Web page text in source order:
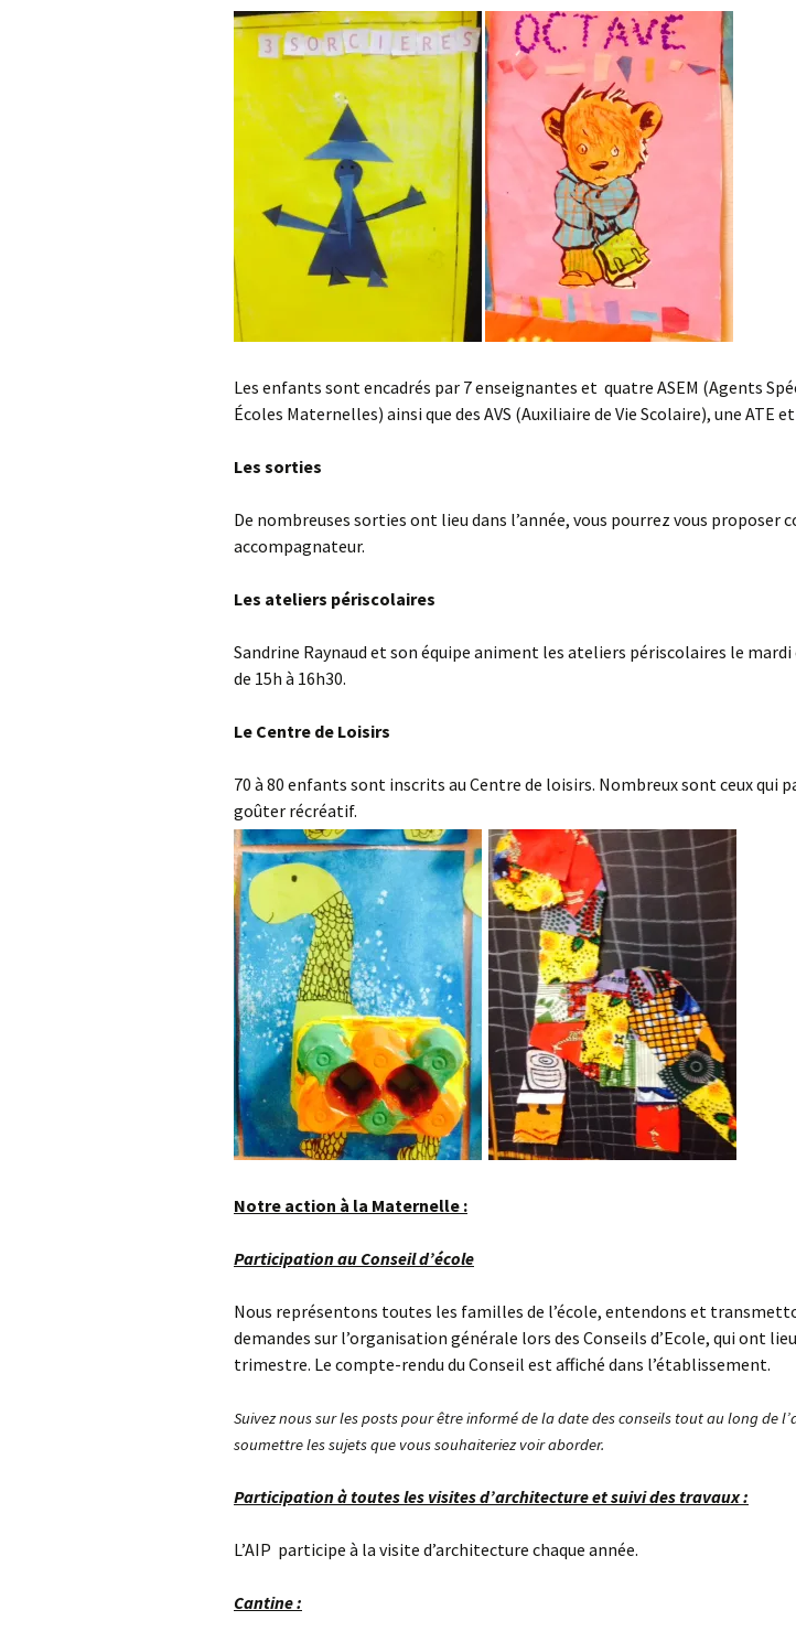
Les enfants sont encadrés par 7 enseignantes et quatre ASEM (Agents
Écoles Maternelles) ainsi que des AVS (Auxiliaire de Vie Scolaire), une ATE et
Les sorties
De nombreuses sorties ont lieu dans l’année, vous pourrez vous proposer
accompagnateur.
Les ateliers périscolaires
Sandrine Raynaud et son équipe animent les ateliers périscolaires le mardi
de 15h à 16h30.
Le Centre de Loisirs
70 à 80 enfants sont inscrits au Centre de loisirs. Nombreux sont ceux qui
goûter récréatif.
Notre action à la Maternelle :
Participation au Conseil d’école
Nous représentons toutes les familles de l’école, entendons et
demandes sur l’organisation générale lors des Conseils d’Ecole, qui ont
trimestre. Le compte-rendu du Conseil est affiché dans l’établissement.
Suivez nous sur les posts pour être informé de la date des conseils tout au long de
soumettre les sujets que vous souhaiteriez voir aborder.
Participation à toutes les visites d’architecture et suivi des travaux :
L’AIP participe à la visite d’architecture chaque année.
Cantine :